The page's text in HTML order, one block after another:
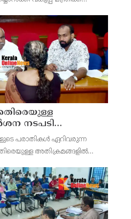
ഏക്കറിൽ അധികം വരുന്ന
നടപടി
പരാതികൾ ഏറിവരുന്ന
അതിക്രമങ്ങളിൽ